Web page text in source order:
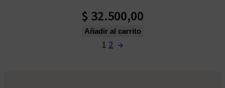
$ 32.500,00
Añadir al carrito
1 2 →